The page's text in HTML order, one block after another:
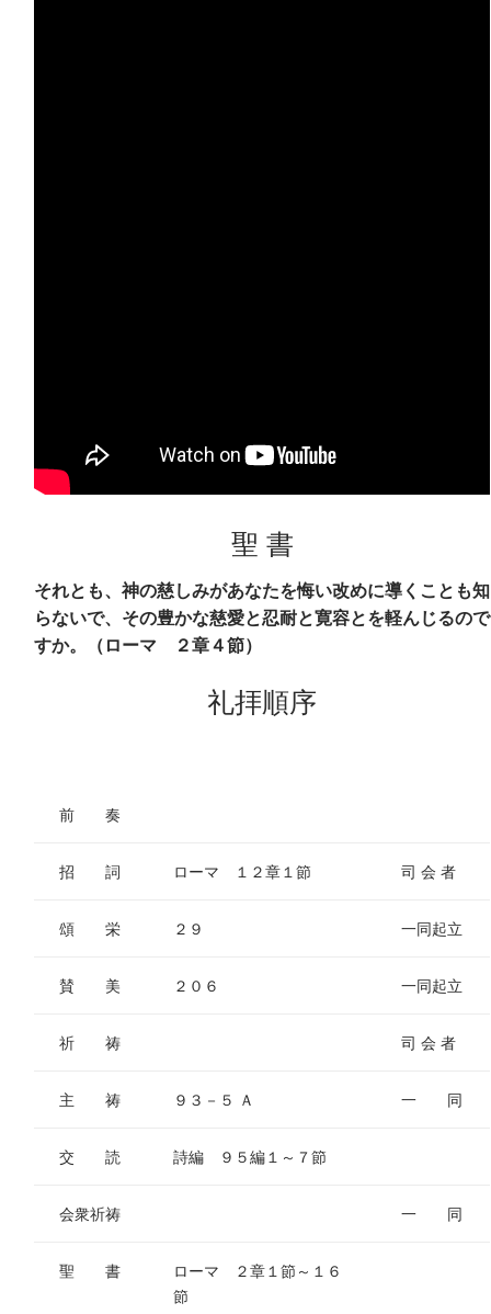
聖 書
それとも、神の慈しみがあなたを悔い改めに導くことも知
らないで、その豊かな慈愛と忍耐と寛容とを軽んじるので
すか。（ローマ ２章４節）
礼拝順序
前 奏
招 詞 ローマ １２章１節 司 会 者
頌 栄 ２９ 一同起立
賛 美 ２０６ 一同起立
祈 祷 司 会 者
主 祷 ９３－５ Ａ 一 同
交 読 詩編 ９５編１～７節
会衆祈祷 一 同
聖 書
ローマ ２章１節～１６
節